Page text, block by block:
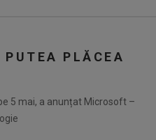
PLĂCEA
5 mai, a anunțat Microsoft –